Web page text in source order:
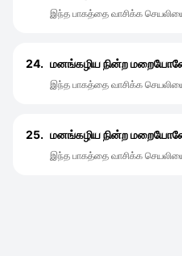
இந்த பாகத்தை வாசிக்க
24. மனங்கழிய நின்ற
இந்த பாகத்தை வாசிக்க
25. மனங்கழிய நின்ற
இந்த பாகத்தை வாசிக்க